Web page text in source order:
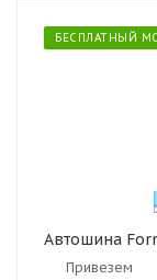
БЕСПЛАТНЫЙ
Автошина
Привезем